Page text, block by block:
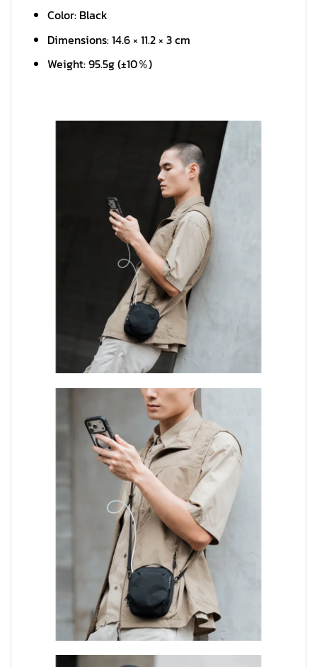
Color: Black
Dimensions: 14.6 × 11.2 × 3 cm
Weight: 95.5g (±10％)